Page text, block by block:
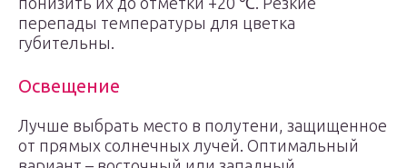
перепады температуры для цветка
губительны.
Освещение
Лучше выбрать место в полутени, защищенное
от прямых солнечных лучей. Оптимальный